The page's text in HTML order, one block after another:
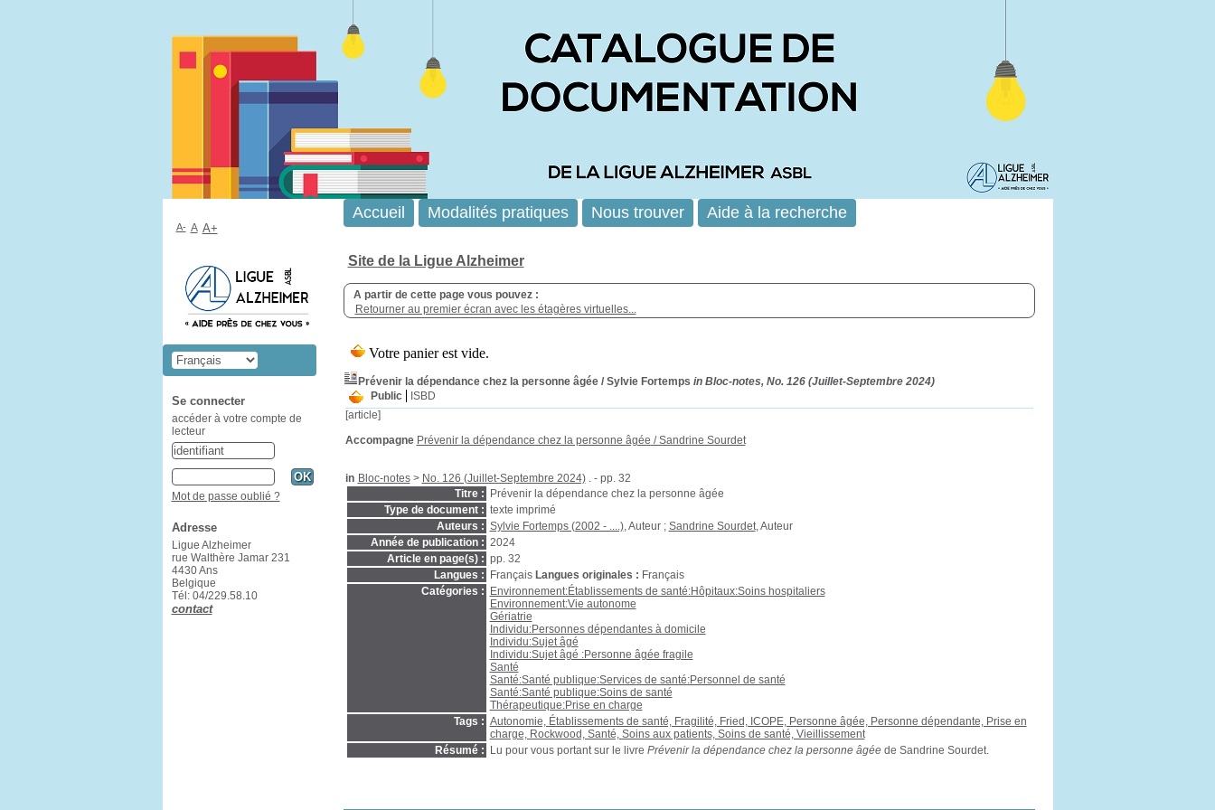
Site de la Ligue Alzheimer
A partir de cette page vous pouvez :
Retourner au premier écran avec les étagères virtuelles...
Prévenir la dépendance chez la personne âgée/ Sylvie Fortemps in Bloc-notes, No. 126 (Juillet-Septembre 2024)
Public
ISBD
[article]
Accompagne Prévenir la dépendance chez la personne âgée / Sandrine Sourdet
in Bloc-notes> No. 126 (Juillet-Septembre 2024). - pp. 32
Titre :
Prévenir la dépendance chez la personne âgée
Type de document : texte imprimé
Auteurs : Sylvie Fortemps (2002 - ....), Auteur ; Sandrine Sourdet, Auteur
Année de publication : 2024
Article en page(s) : pp. 32
Langues :
Français Langues originales : Français
Catégories :
Environnement:Établissements de santé:Hôpitaux:Soins hospitaliers
Environnement:Vie autonome
Gériatrie
Individu:Personnes dépendantes à domicile
Individu:Sujet âgé
Individu:Sujet âgé :Personne âgée fragile
Santé
Santé:Santé publique:Services de santé:Personnel de santé
Santé:Santé publique:Soins de santé
Thérapeutique:Prise en charge
Tags : Autonomie, Établissements de santé, Fragilité, Fried, ICOPE, Personne âgée, Personne dépendante, Prise en
charge, Rockwood, Santé, Soins aux patients, Soins de santé, Vieillissement
Résumé :
Lu pour vous portant sur le livre Prévenir la dépendance chez la personne âgéede Sandrine Sourdet.
Accueil Modalités pratiques Nous trouver Aide à la recherche
A- A A+
Se connecter
accéder à votre compte de
lecteur
Mot de passe oublié ?
Adresse
Ligue Alzheimer
rue Walthère Jamar 231
4430 Ans
Belgique
Tél: 04/229.58.10
contact